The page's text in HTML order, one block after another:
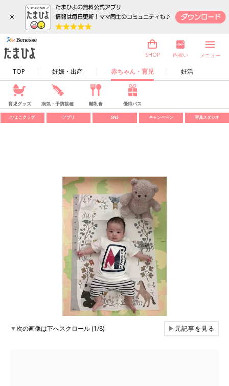
×
TOP 妊娠・出産 赤ちゃん・育児 妊活
SHOP 内祝い メニュー
育児グッズ 病気・予防接種 離乳食 優待パス
ひよこクラブ アプリ SNS キャンペーン 写真スタジオ
▼次の画像は下へスクロール (1/8) ▶元記事を見る